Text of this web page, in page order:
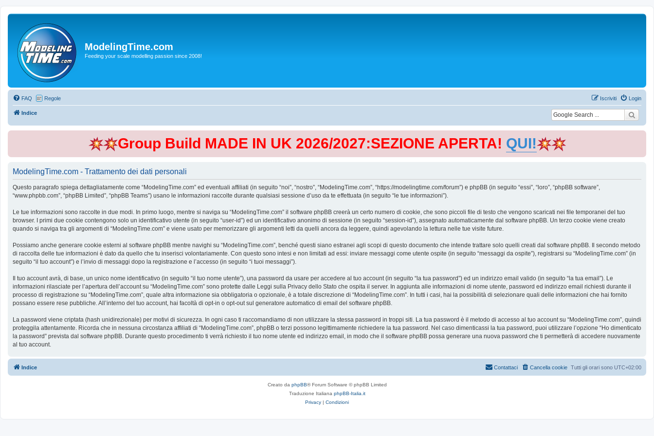
ModelingTime.com
Feeding your scale modelling passion since 2008!
FAQ Regole Login
Iscriviti
Indice
Group Build MADE IN UK 2026/2027:SEZIONE APERTA! QUI!
ModelingTime.com - Trattamento dei dati personali
Questo paragrafo spiega dettagliatamente come “ModelingTime.com” ed eventuali affiliati (in seguito “noi”, “nostro”, “ModelingTime.com”, “https://modelingtime.com/forum”) e phpBB (in seguito “essi”, “loro”, “phpBB software”,
“www.phpbb.com”, “phpBB Limited”, “phpBB Teams”) usano le informazioni raccolte durante qualsiasi sessione d’uso da te effettuata (in seguito “le tue informazioni”).
Le tue informazioni sono raccolte in due modi. In primo luogo, mentre si naviga su “ModelingTime.com” il software phpBB creerà un certo numero di cookie, che sono piccoli file di testo che vengono scaricati nei file temporanei del tuo
browser. I primi due cookie contengono solo un identificativo utente (in seguito “user-id”) ed un identificativo anonimo di sessione (in seguito “session-id”), assegnato automaticamente dal software phpBB. Un terzo cookie viene creato
quando si naviga tra gli argomenti di “ModelingTime.com” e viene usato per memorizzare gli argomenti letti da quelli ancora da leggere, quindi agevolando la lettura nelle tue visite future.
Possiamo anche generare cookie esterni al software phpBB mentre navighi su “ModelingTime.com”, benché questi siano estranei agli scopi di questo documento che intende trattare solo quelli creati dal software phpBB. Il secondo metodo
di raccolta delle tue informazioni è dato da quello che tu inserisci volontariamente. Con questo sono intesi e non limitati ad essi: inviare messaggi come utente ospite (in seguito “messaggi da ospite”), registrarsi su “ModelingTime.com” (in
seguito “il tuo account”) e l’invio di messaggi dopo la registrazione e l’accesso (in seguito “i tuoi messaggi”).
Il tuo account avrà, di base, un unico nome identificativo (in seguito “il tuo nome utente”), una password da usare per accedere al tuo account (in seguito “la tua password”) ed un indirizzo email valido (in seguito “la tua email”). Le
informazioni rilasciate per l’apertura dell’account su “ModelingTime.com” sono protette dalle Leggi sulla Privacy dello Stato che ospita il server. In aggiunta alle informazioni di nome utente, password ed indirizzo email richiesti durante il
processo di registrazione su “ModelingTime.com”, quale altra informazione sia obbligatoria o opzionale, è a totale discrezione di “ModelingTime.com”. In tutti i casi, hai la possibilità di selezionare quali delle informazioni che hai fornito
possano essere rese pubbliche. All’interno del tuo account, hai facoltà di opt-in o opt-out sul generatore automatico di email del software phpBB.
La password viene criptata (hash unidirezionale) per motivi di sicurezza. In ogni caso ti raccomandiamo di non utilizzare la stessa password in troppi siti. La tua password è il metodo di accesso al tuo account su “ModelingTime.com”, quindi
proteggila attentamente. Ricorda che in nessuna circostanza affiliati di “ModelingTime.com”, phpBB o terzi possono legittimamente richiedere la tua password. Nel caso dimenticassi la tua password, puoi utilizzare l’opzione “Ho dimenticato
la password” prevista dal software phpBB. Durante questo procedimento ti verrà richiesto il tuo nome utente ed indirizzo email, in modo che il software phpBB possa generare una nuova password che ti permetterà di accedere nuovamente
al tuo account.
Indice Tutti gli orari sono UTC+02:00
Cancella cookie
Contattaci
Creato da phpBB® Forum Software © phpBB Limited
Traduzione Italiana phpBB-Italia.it
Privacy | Condizioni